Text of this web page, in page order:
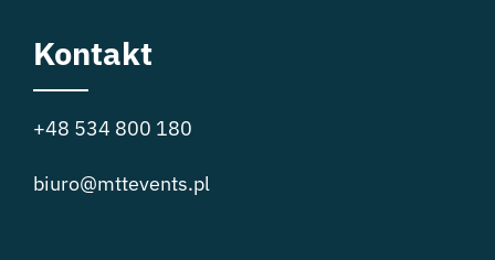
Kontakt
+48 534 800 180
biuro@mttevents.pl